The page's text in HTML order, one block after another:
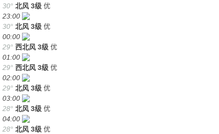
30° 北风 3级 优
23:00
30° 北风 3级 优
00:00
29° 西北风 3级 优
01:00
29° 西北风 3级 优
02:00
29° 北风 3级 优
03:00
28° 北风 3级 优
04:00
28° 北风 3级 优